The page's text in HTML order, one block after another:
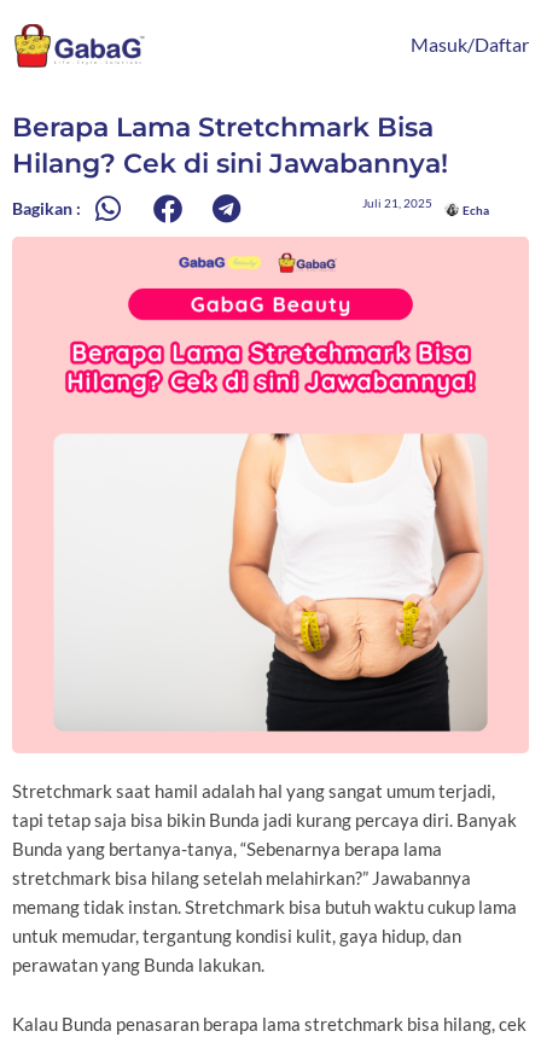
ke
konten
Masuk/Daftar
Berapa Lama Stretchmark Bisa
Hilang? Cek di sini Jawabannya!
Bagikan : Juli 21, 2025
Echa
Stretchmark saat hamil adalah hal yang sangat umum terjadi,
tapi tetap saja bisa bikin Bunda jadi kurang percaya diri. Banyak
Bunda yang bertanya-tanya, “Sebenarnya berapa lama
stretchmark bisa hilang setelah melahirkan?” Jawabannya
memang tidak instan. Stretchmark bisa butuh waktu cukup lama
untuk memudar, tergantung kondisi kulit, gaya hidup, dan
perawatan yang Bunda lakukan.
Kalau Bunda penasaran berapa lama stretchmark bisa hilang, cek